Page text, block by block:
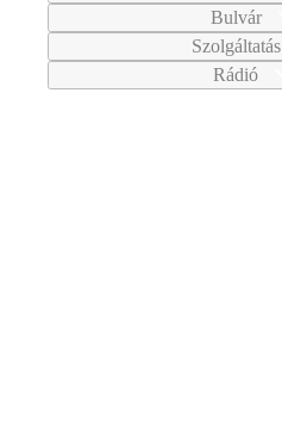
Bulvár
Szolgáltatás
Rádió